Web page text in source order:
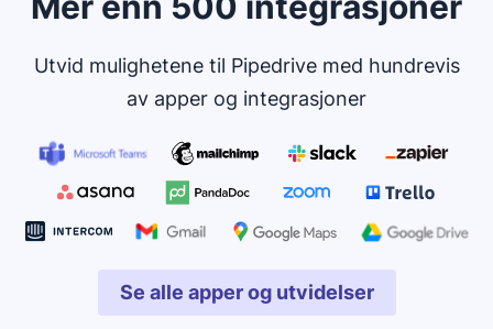
Utvid mulighetene til Pipedrive med hundrevis
av apper og integrasjoner
Se alle apper og utvidelser
Åpnes i nytt vindu